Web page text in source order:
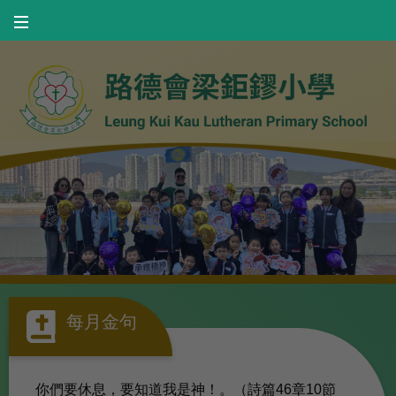
每月金句
你們要休息，要知道我是神！。（詩篇46章10節